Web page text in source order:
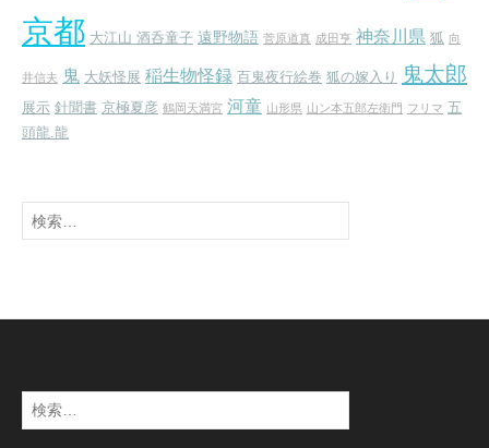
京都 大江山 酒呑童子 遠野物語 菅原道真 成田亨 神奈川県 狐 向
井信夫 鬼 大妖怪展 稲生物怪録 百鬼夜行絵巻 狐の嫁入り 鬼太郎
展示 針聞書 京極夏彦 鶴岡天満宮 河童 山形県 山ン本五郎左衛門 フリマ 五
頭龍.龍
検
索:
検
索: